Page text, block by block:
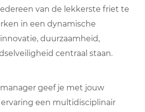
van de lekkerste friet te
in een dynamische
duurzaamheid,
centraal staan.
geef je met jouw
een multidisciplinair